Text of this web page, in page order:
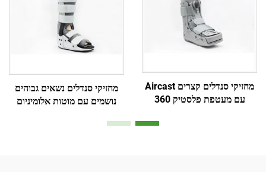
מחזיקי סנדלים קצרים Aircast
עם מעטפת פלסטיק 360
מחזיקי סנדלים נשאים גבוהים
נושמים עם מוטות אלומיניום